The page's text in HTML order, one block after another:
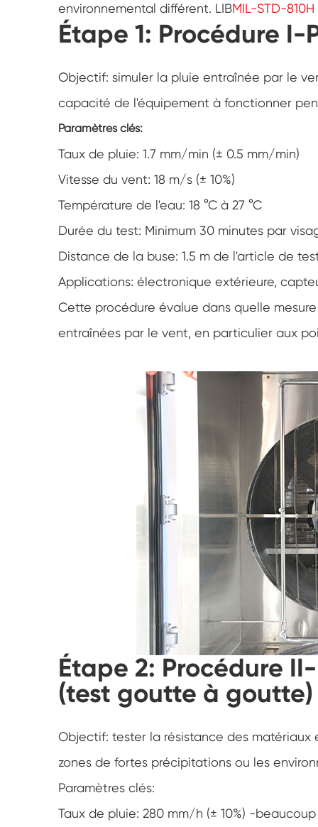
environnemental différent. LIBMIL-STD-
Étape 1: Procédure
Objectif: simuler la pluie entraînée par le
capacité de l'équipement à fonctionner
Paramètres clés:
Taux de pluie: 1.7 mm/min (± 0.5 mm/min)
Vitesse du vent: 18 m/s (± 10%)
Température de l'eau: 18 °C à 27 °C
Durée du test: Minimum 30 minutes par
Distance de la buse: 1.5 m de l'article de
Applications: électronique extérieure,
Cette procédure évalue dans quelle
entraînées par le vent, en particulier aux
Étape 2: Procédure
(test goutte à goutte)
Objectif: tester la résistance des
zones de fortes précipitations ou les
Paramètres clés:
Taux de pluie: 280 mm/h (± 10%) -